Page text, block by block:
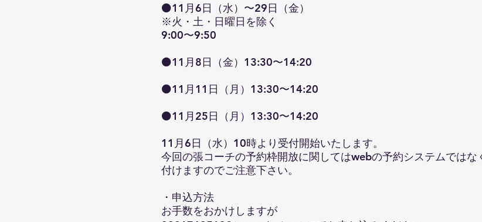
⚫11月6日（水）〜29日（金）
※火・土・日曜日を除く
9:00〜9:50
⚫11月8日（金）13:30〜14:20
⚫11月11日（月）13:30〜14:20
⚫11月25日（月）13:30〜14:20
11月6日（水）10時より受付開始いたします。
今回の張コーチの予約枠開放に関してはwebの予約システムでは
付けますのでご注意下さい。
・申込方法
お手数をおかけしますが